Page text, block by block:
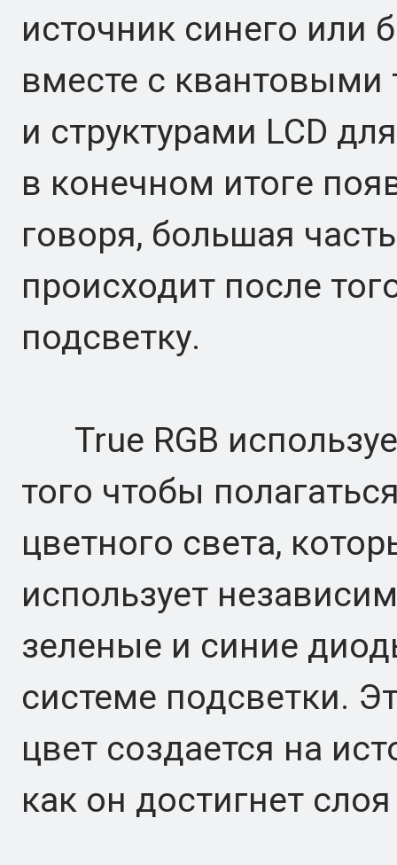
источник синего или
вместе с
и структурами LCD
в конечном итоге
говоря, большая
происходит после
подсветку.
True RGB
того чтобы
цветного света,
использует
зеленые и синие
системе подсветки.
цвет создается на
как он достигнет слоя